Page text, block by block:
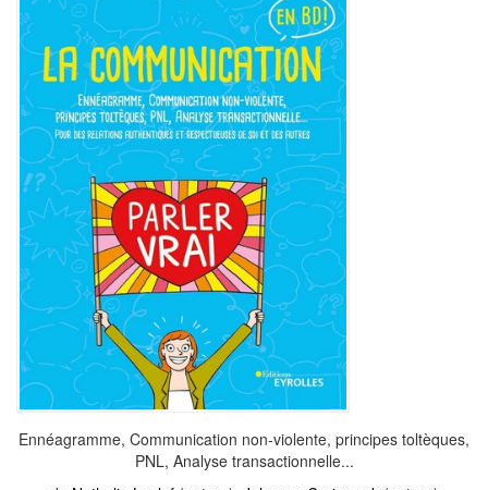
Ennéagramme, Communication non-violente, principes toltèques,
PNL, Analyse transactionnelle...